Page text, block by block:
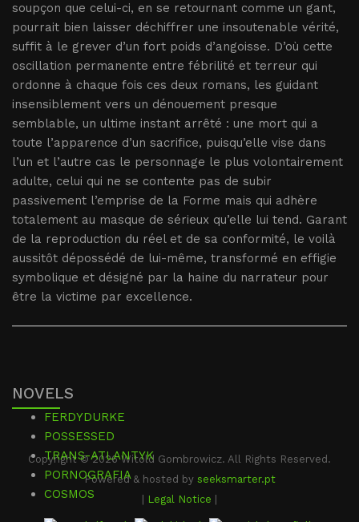
soupçon que celui-ci, en se retournant comme un gant,
pourrait bien laisser déchiffrer une insoutenable vérité,
suffit à le grever d’un fort poids d’angoisse. D’où cette
oscillation permanente entre fébrilité et terreur qui
ordonne à chaque fois ces deux romans, les guidant
insensiblement vers un dénouement presque
semblable, un ultime instant arrêté : une mort qui a
toute l’apparence d’un sacrifice, puisqu’elle vise dans
l’un et l’autre cas le personnage le plus volontairement
adulte, celui qui ne se contente pas de subir
passivement l’emprise de la Forme mais qui adhère
totalement au masque de sérieux qu’elle lui tend. Garant
de la reproduction du réel et de sa conformité, le voilà
aussitôt dépossédé de lui-même, transformé en effigie
symbolique et désigné par la haine du narrateur pour
être la victime par excellence.
NOVELS
FERDYDURKE
POSSESSED
TRANS-ATLANTYK
PORNOGRAFIA
COSMOS
Copyright © 2026 Witold Gombrowicz. All Rights Reserved.
Powered & hosted by seeksmarter.pt
Legal Notice